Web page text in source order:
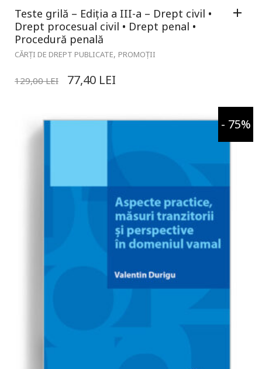
Teste grilă – Ediția a III-a – Drept civil •
Drept procesual civil • Drept penal •
Procedură penală
CĂRȚI DE DREPT PUBLICATE, PROMOȚII
129,00LEI 77,40 LEI
- 75%